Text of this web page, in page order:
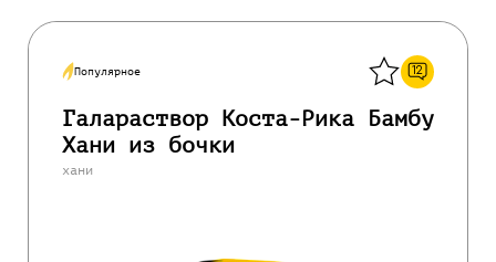
Популярное 12
Галараствор Коста-Рика Бамбу
Хани из бочки
хани